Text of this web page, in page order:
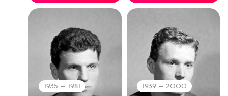
1935 — 1981 1939 — 2000